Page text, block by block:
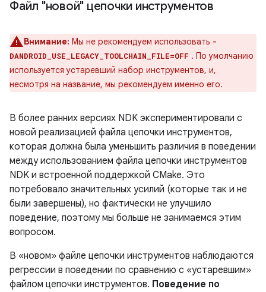
Файл "новой" цепочки инструментов
Внимание: Мы не рекомендуем использовать -
DANDROID_USE_LEGACY_TOOLCHAIN_FILE=OFF . По умолчанию
используется устаревший набор инструментов, и,
несмотря на название, мы рекомендуем именно его.
В более ранних версиях NDK экспериментировали с
новой реализацией файла цепочки инструментов,
которая должна была уменьшить различия в поведении
между использованием файла цепочки инструментов
NDK и встроенной поддержкой CMake. Это
потребовало значительных усилий (которые так и не
были завершены), но фактически не улучшило
поведение, поэтому мы больше не занимаемся этим
вопросом.
В «новом» файле цепочки инструментов наблюдаются
регрессии в поведении по сравнению с «устаревшим»
файлом цепочки инструментов. Поведение по